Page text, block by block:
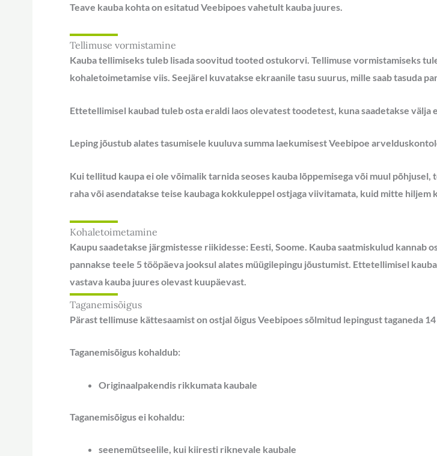
Teave kauba kohta on esitatud Veebipoes vahetult kauba juures.
Tellimuse vormistamine
Kauba tellimiseks tuleb lisada soovitud tooted ostukorvi. Tellimuse vormistamiseks
kohaletoimetamise viis. Seejärel kuvatakse ekraanile tasu suurus, mille saab tasuda
Ettetellimisel kaubad tuleb osta eraldi laos olevatest toodetest, kuna saadetakse välja
Leping jõustub alates tasumisele kuuluva summa laekumisest Veebipoe
Kui tellitud kaupa ei ole võimalik tarnida seoses kauba lõppemisega või muul
raha või asendatakse teise kaubaga kokkuleppel ostjaga viivitamata, kuid mitte hiljem
Kohaletoimetamine
Kaupu saadetakse järgmistesse riikidesse: Eesti, Soome. Kauba saatmiskulud
pannakse teele 5 tööpäeva jooksul alates müügilepingu jõustumist. Ettetellimisel
vastava kauba juures olevast kuupäevast.
Taganemisõigus
Pärast tellimuse kättesaamist on ostjal õigus Veebipoes sõlmitud lepingust taganeda 14
Taganemisõigus kohaldub:
Originaalpakendis rikkumata kaubale
Taganemisõigusei kohaldu:
seenemütseelile, kui kiiresti riknevale kaubale